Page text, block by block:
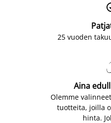
25 vuoden
Aina
Olemme
tuotteita, joilla
hinta.